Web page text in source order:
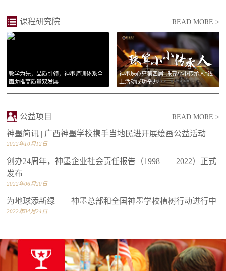
2021.01.14 长大后我就成为了你
READ MORE >
课程研究院
教学为先，品质引领，神墨师训体系全
面助推高质量双发展
神墨珠心算第四届“珠算小小传承人”线
上活动成功举办
READ MORE >
公益项目
神墨简讯 | 广西神墨学校携手当地民进开展绘画公益活动
2022年10月12日
创办24周年，神墨企业社会责任报告（1998——2022）正式
发布
2022年06月20日
为地球添新绿——神墨总部和全国神墨学校植树行动进行中
2022年04月24日